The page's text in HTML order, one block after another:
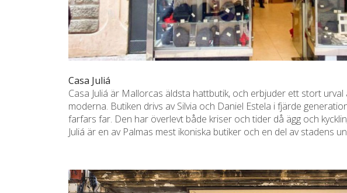
Casa Juliá
Casa Juliá är Mallorcas äldsta hattbutik, och erbjuder ett stort
moderna. Butiken drivs av Silvia och Daniel Estela i fjärde
farfars far. Den har överlevt både kriser och tider då ägg och
Juliá är en av Palmas mest ikoniska butiker och en del av stadens